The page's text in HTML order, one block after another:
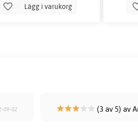
Lägg i varukorg
09-02 (3 av 5) av